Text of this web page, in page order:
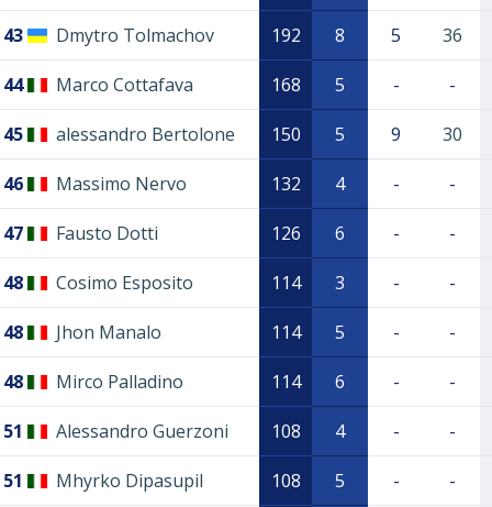
43 Dmytro Tolmachov 192 8 5 36
44 Marco Cottafava 168 5 - -
45 alessandro Bertolone 150 5 9 30
46 Massimo Nervo 132 4 - -
47 Fausto Dotti 126 6 - -
48 Cosimo Esposito 114 3 - -
48 Jhon Manalo 114 5 - -
48 Mirco Palladino 114 6 - -
51 Alessandro Guerzoni 108 4 - -
51 Mhyrko Dipasupil 108 5 - -